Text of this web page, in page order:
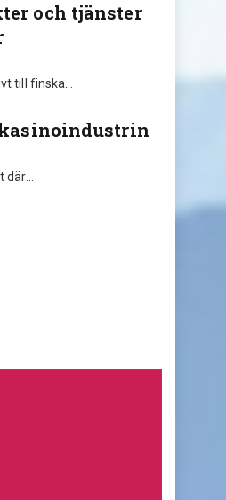
och tjänster
till finska…